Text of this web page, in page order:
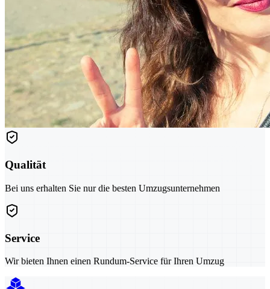
Qualität
Bei uns erhalten Sie nur die besten Umzugsunternehmen
Service
Wir bieten Ihnen einen Rundum-Service für Ihren Umzug